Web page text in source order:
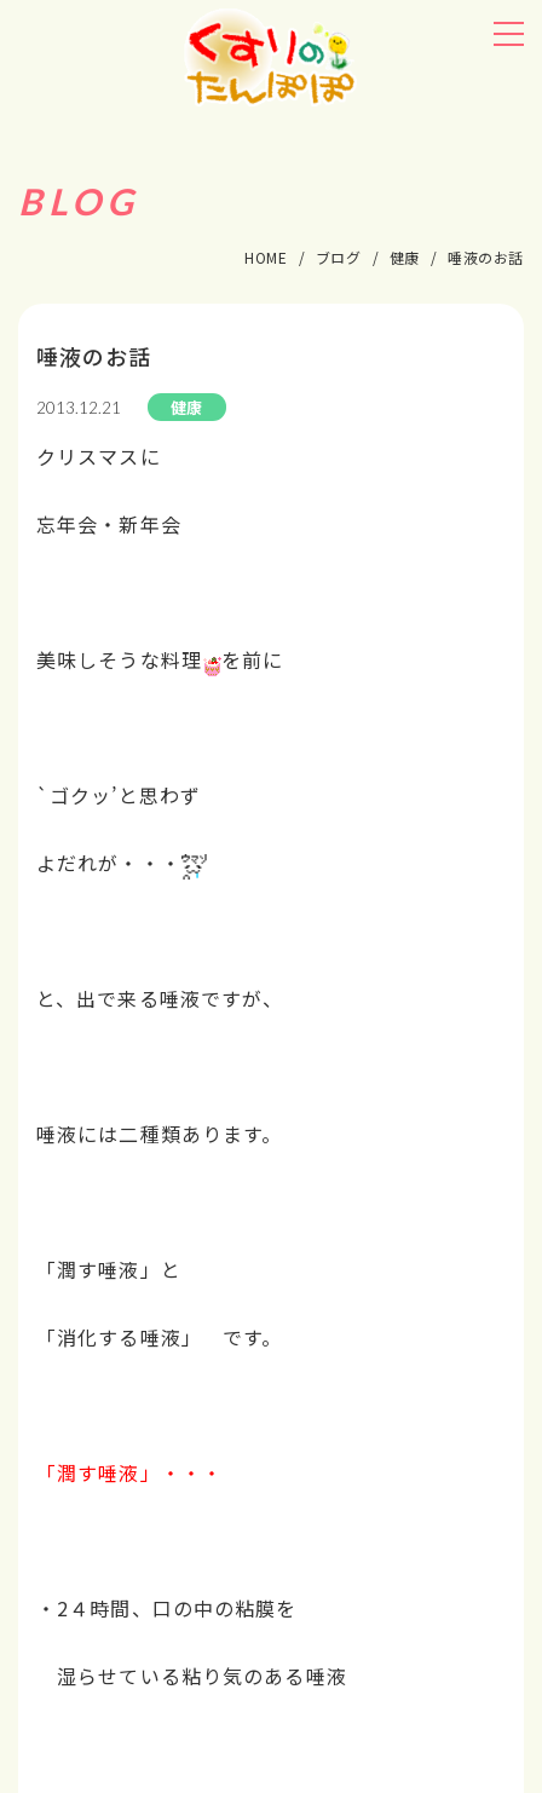
BLOG
HOME ブログ 健康 唾液のお話
唾液のお話
2013.12.21 健康
クリスマスに
忘年会・新年会
美味しそうな料理 を前に
`ゴクッ’と思わず
よだれが・・・
と、出で来る唾液ですが、
唾液には二種類あります。
「潤す唾液」と
「消化する唾液」 です。
「潤す唾液」・・・
・2４時間、口の中の粘膜を
湿らせている粘り気のある唾液